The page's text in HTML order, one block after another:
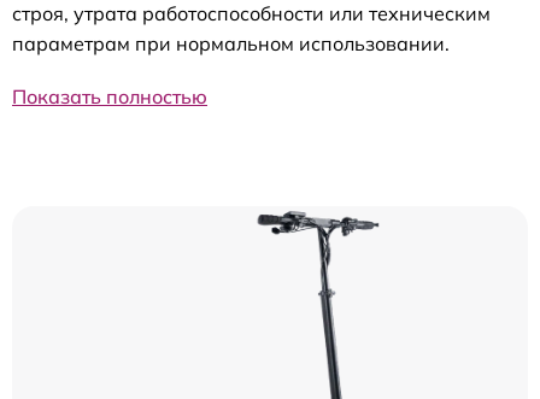
строя, утрата работоспособности или техническим
параметрам при нормальном использовании.
Показать полностью